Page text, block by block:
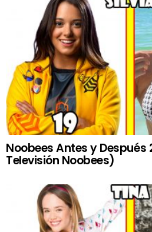
Noobees Antes y Después
Televisión Noobees)